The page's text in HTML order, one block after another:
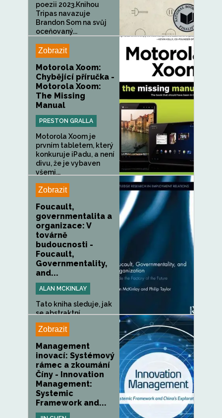
poezii 2023.Knihou
Tripas navazuje
Brandon Som na svůj
oceňovaný...
Zobrazit
Motorola Xoom:
Chybějící příručka -
Motorola Xoom:
The Missing
Manual
PRESTON GRALLA
Motorola Xoom je
prvním tabletem, který
konkuruje iPadu, a není
divu, že je vybaven
všemi...
Zobrazit
Foucault,
governmentalita a
organizace: V
továrně
budoucnosti -
Foucault,
Governmentality,
and...
ALAN MCKINLAY
Tato kniha sleduje, jak
se abstraktní
manažerské...
Zobrazit
Management
inovací: Systémový
rámec a zkoumání
Číny - Innovation
Management:
Systemic
Framework and...